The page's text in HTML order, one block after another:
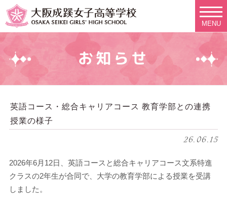
MENU
お知らせ
英語コース・総合キャリアコース 教育学部との連携
授業の様子
26.06.15
2026年6月12日、英語コースと総合キャリアコース文系特進
クラスの2年生が合同で、大学の教育学部による授業を受講
しました。